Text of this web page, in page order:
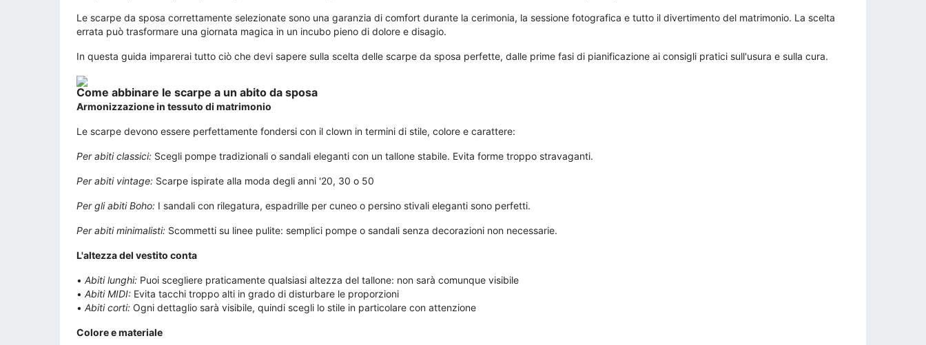
Le scarpe da sposa correttamente selezionate sono una garanzia di comfort durante la cerimonia, la sessione fotografica e tutto il divertimento del matrimonio. La scelta
errata può trasformare una giornata magica in un incubo pieno di dolore e disagio.
In questa guida imparerai tutto ciò che devi sapere sulla scelta delle scarpe da sposa perfette, dalle prime fasi di pianificazione ai consigli pratici sull'usura e sulla cura.
Come abbinare le scarpe a un abito da sposa
Armonizzazione in tessuto di matrimonio
Le scarpe devono essere perfettamente fondersi con il clown in termini di stile, colore e carattere:
Per abiti classici: Scegli pompe tradizionali o sandali eleganti con un tallone stabile. Evita forme troppo stravaganti.
Per abiti vintage: Scarpe ispirate alla moda degli anni '20, 30 o 50
Per gli abiti Boho: I sandali con rilegatura, espadrille per cuneo o persino stivali eleganti sono perfetti.
Per abiti minimalisti: Scommetti su linee pulite: semplici pompe o sandali senza decorazioni non necessarie.
L'altezza del vestito conta
• Abiti lunghi: Puoi scegliere praticamente qualsiasi altezza del tallone: ​​non sarà comunque visibile
• Abiti MIDI: Evita tacchi troppo alti in grado di disturbare le proporzioni
• Abiti corti: Ogni dettaglio sarà visibile, quindi scegli lo stile in particolare con attenzione
Colore e materiale